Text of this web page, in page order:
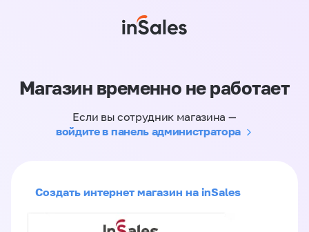
Магазин временно не работает
Если вы сотрудник магазина —
войдите в панель администратора
Создать интернет магазин на inSales